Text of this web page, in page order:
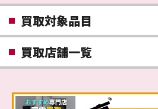
買取対象品目
買取店舗一覧